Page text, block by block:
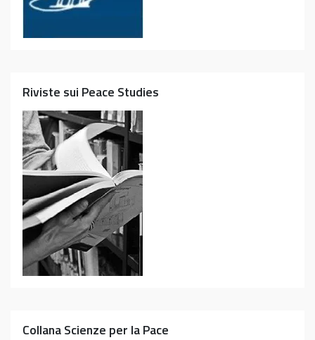
Riviste sui Peace Studies
Collana Scienze per la Pace